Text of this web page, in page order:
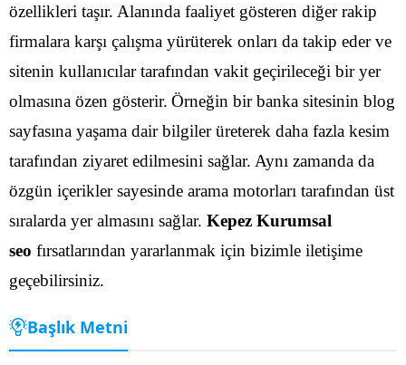
özellikleri taşır. Alanında faaliyet gösteren diğer rakip
firmalara karşı çalışma yürüterek onları da takip eder ve
sitenin kullanıcılar tarafından vakit geçirileceği bir yer
olmasına özen gösterir. Örneğin bir banka sitesinin blog
sayfasına yaşama dair bilgiler üreterek daha fazla kesim
tarafından ziyaret edilmesini sağlar. Aynı zamanda da
özgün içerikler sayesinde arama motorları tarafından üst
sıralarda yer almasını sağlar. Kepez Kurumsal
seo fırsatlarından yararlanmak için bizimle iletişime
geçebilirsiniz.
Başlık Metni